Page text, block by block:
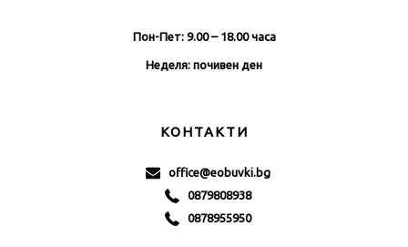
Пон-Пет: 9.00 – 18.00 часа
Неделя: почивен ден
КОНТАКТИ
office@eobuvki.bg
0879808938
0878955950